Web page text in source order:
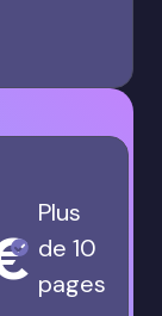
Plus
de 10
pages